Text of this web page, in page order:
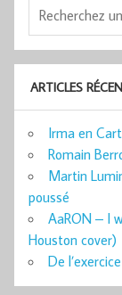
ARTICLES
Irma en
Romain
Martin
poussé
AaRON – I
Houston cover)
De